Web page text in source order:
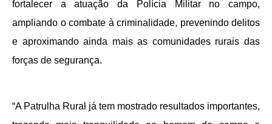
fortalecer a atuação da Polícia Militar no campo,
ampliando o combate à criminalidade, prevenindo delitos
e aproximando ainda mais as comunidades rurais das
forças de segurança.
“A Patrulha Rural já tem mostrado resultados importantes,